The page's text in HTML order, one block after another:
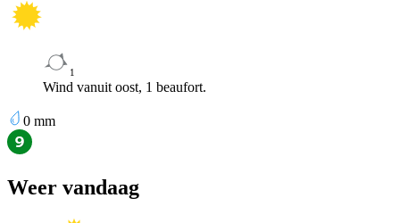
1
Wind vanuit oost, 1 beaufort.
0 mm
Weer vandaag